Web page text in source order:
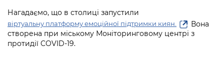
Kyiv International Relations
Річні звіти
Портал Захисників та Захисниць
Безбар'єрність
Важливе під час воєнного стану
Портал даних Києва
Публічні дашборди
Нагадаємо, що в столиці запустили
віртуальну платформу емоційної підтримки киян.
Вона
створена при міському Моніторинговому центрі з
протидії COVID-19.